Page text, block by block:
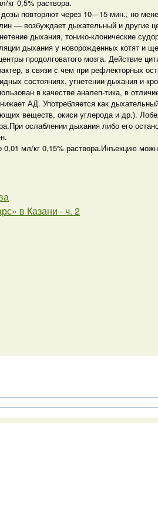
кг 0,5% раствора.
повторяют через 10—15 мин., но
— возбуждает дыхательный и другие
дыхания, тонико-клонические
дыхания у новорожденных котят и
продолговатого мозга. Действие
в связи с чем при рефлекторных
состояниях, угнетении дыхания и
в качестве аналеп-тика, в
АД. Употребляется как
веществ, окиси углерода и др.).
ослаблении дыхания либо его
мл/кг 0,15% раствора.Инъекцию
в Казани - ч. 2